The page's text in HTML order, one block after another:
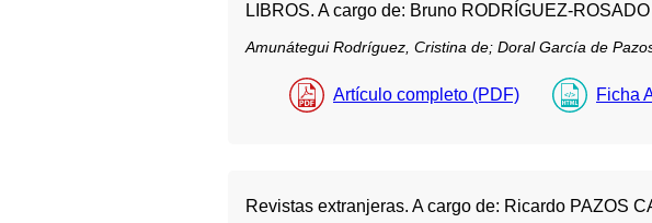
LIBROS. A cargo de: Bruno RODRÍGUEZ-
Amunátegui Rodríguez, Cristina de; Doral García de
Artículo completo (PDF) Ficha
Revistas extranjeras. A cargo de: Ricardo PAZOS